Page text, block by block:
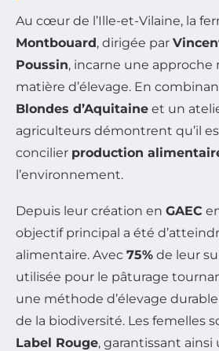
Au cœur de l’Ille-et-Vilaine, la
Montbouard, dirigée par
Poussin, incarne une approche
matière d’élevage. En
Blondes d’Aquitaine et un
agriculteurs démontrent qu’il
concilier production
l’environnement.
Depuis leur création en GAEC
objectif principal a été
alimentaire. Avec 75% de leur
utilisée pour le pâturage
une méthode d’élevage
de la biodiversité. Les femelles
Label Rouge, garantissant